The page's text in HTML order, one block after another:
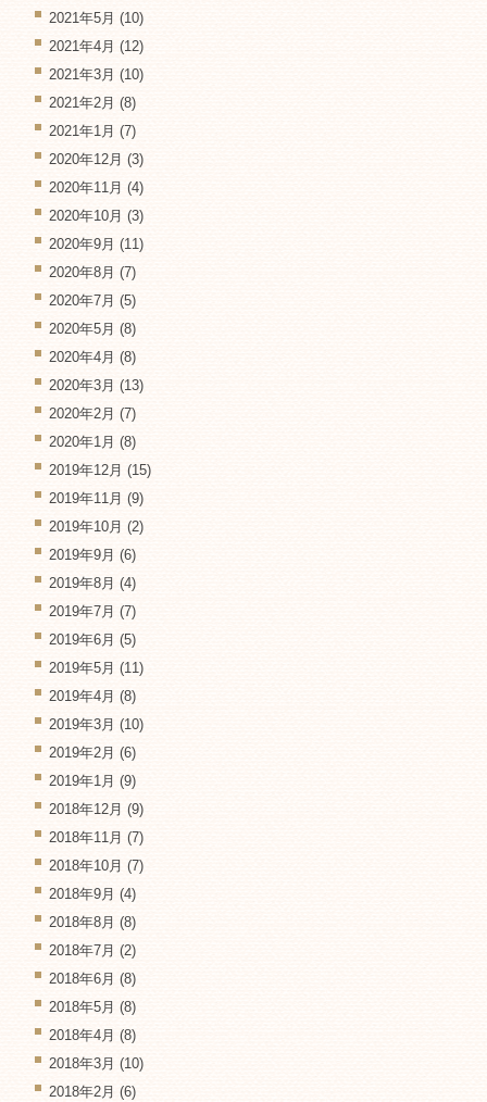
2021年5月 (10)
2021年4月 (12)
2021年3月 (10)
2021年2月 (8)
2021年1月 (7)
2020年12月 (3)
2020年11月 (4)
2020年10月 (3)
2020年9月 (11)
2020年8月 (7)
2020年7月 (5)
2020年5月 (8)
2020年4月 (8)
2020年3月 (13)
2020年2月 (7)
2020年1月 (8)
2019年12月 (15)
2019年11月 (9)
2019年10月 (2)
2019年9月 (6)
2019年8月 (4)
2019年7月 (7)
2019年6月 (5)
2019年5月 (11)
2019年4月 (8)
2019年3月 (10)
2019年2月 (6)
2019年1月 (9)
2018年12月 (9)
2018年11月 (7)
2018年10月 (7)
2018年9月 (4)
2018年8月 (8)
2018年7月 (2)
2018年6月 (8)
2018年5月 (8)
2018年4月 (8)
2018年3月 (10)
2018年2月 (6)